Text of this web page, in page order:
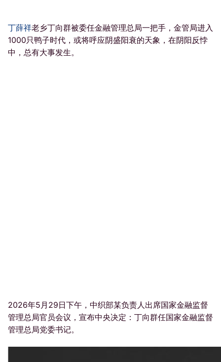
丁薛祥老乡丁向群被委任金融管理总局一把手，金管局进入
1000只鸭子时代，或将呼应阴盛阳衰的天象，在阴阳反悖
中，总有大事发生。
2026年5月29日下午，中织部某负责人出席国家金融监督
管理总局官员会议，宣布中央决定：丁向群任国家金融监督
管理总局党委书记。